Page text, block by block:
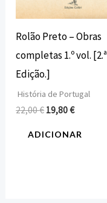
Rolão Preto – Obras
completas 1.º vol. [2.ª
Edição.]
História de Portugal
22,00€ 19,80€
ADICIONAR